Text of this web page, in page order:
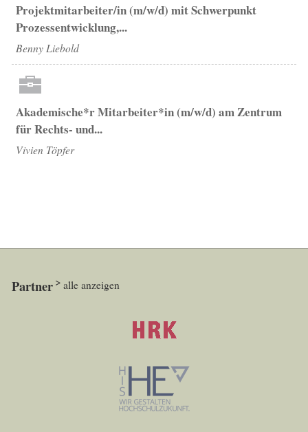
Projektmitarbeiter/in (m/w/d) mit Schwerpunkt
Prozessentwicklung,...
Benny Liebold
Akademische*r Mitarbeiter*in (m/w/d) am Zentrum
für Rechts- und...
Vivien Töpfer
Partner alle anzeigen